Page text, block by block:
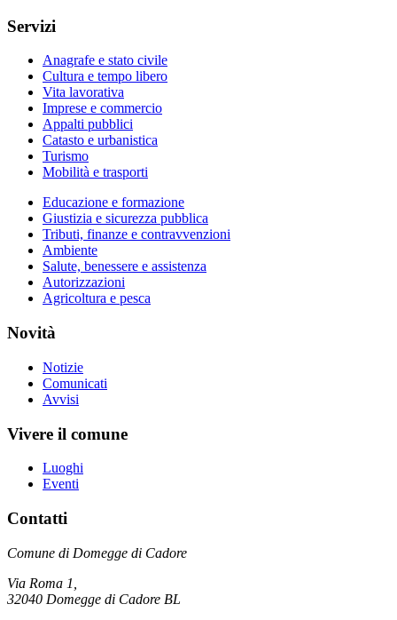
Servizi
Anagrafe e stato civile
Cultura e tempo libero
Vita lavorativa
Imprese e commercio
Appalti pubblici
Catasto e urbanistica
Turismo
Mobilità e trasporti
Educazione e formazione
Giustizia e sicurezza pubblica
Tributi, finanze e contravvenzioni
Ambiente
Salute, benessere e assistenza
Autorizzazioni
Agricoltura e pesca
Novità
Notizie
Comunicati
Avvisi
Vivere il comune
Luoghi
Eventi
Contatti
Comune di Domegge di Cadore
Via Roma 1,
32040 Domegge di Cadore BL